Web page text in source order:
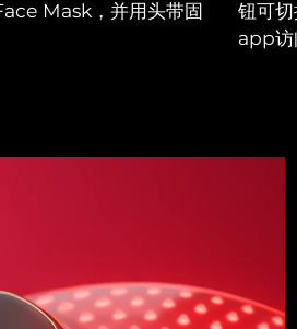
Mask，并用头带固
钮可
app